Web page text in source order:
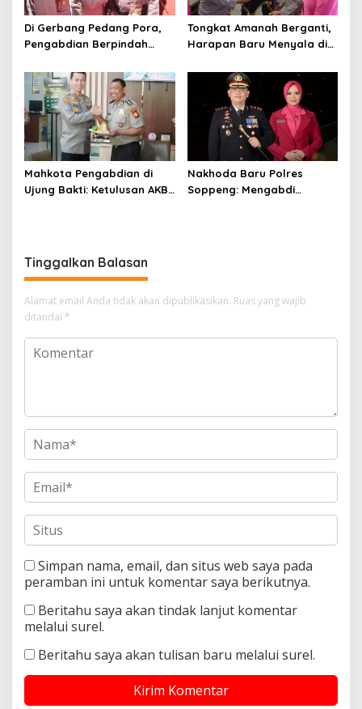
Di Gerbang Pedang Pora,
Pengabdian Berpindah
Tongkat Amanah Berganti,
Harapan Baru Menyala di
Mahkota Pengabdian di
Ujung Bakti: Ketulusan AKBP
Nakhoda Baru Polres
Soppeng: Mengabdi
Tinggalkan Balasan
Alamat email Anda tidak akan dipublikasikan. Ruas yang wajib
ditandai *
Simpan nama, email, dan situs web saya pada
peramban ini untuk komentar saya berikutnya.
Beritahu saya akan tindak lanjut komentar
melalui surel.
Beritahu saya akan tulisan baru melalui surel.